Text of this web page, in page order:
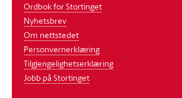
Ordbok for Stortinget
Nyhetsbrev
Om nettstedet
Personvernerklæring
Tilgjengelighetserklæring
Jobb på Stortinget